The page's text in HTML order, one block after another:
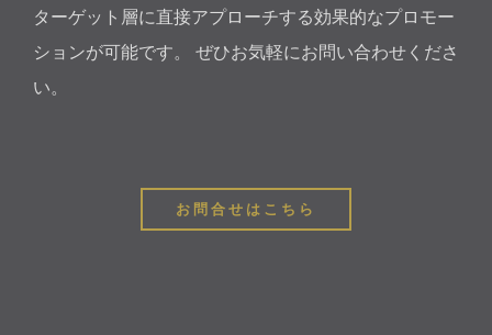
ターゲット層に直接アプローチする効果的なプロモー
ションが可能です。 ぜひお気軽にお問い合わせくださ
い。
お問合せはこちら